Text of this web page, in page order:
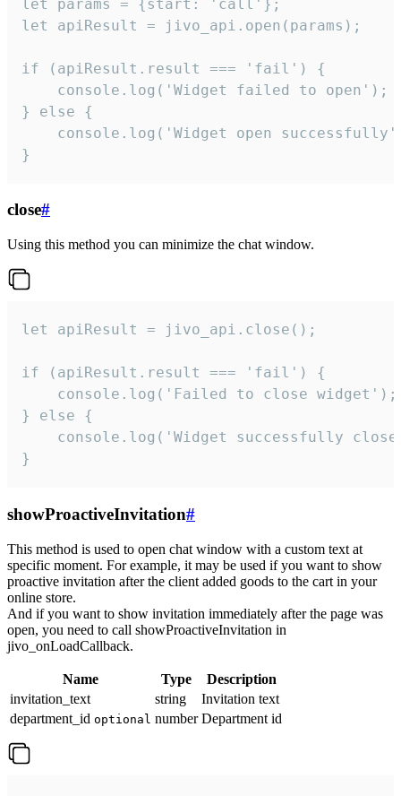
let params = {start: 'call'};
let apiResult = jivo_api.open(params);
if (apiResult.result === 'fail') {
    console.log('Widget failed to open');
} else {
console.log('Widget open
}
close#
Using this method you can minimize the chat window.
let apiResult = jivo_api.close();
if (apiResult.result === 'fail') {
    console.log('Failed to close widget');
} else {
console.log('Widget successfully
}
showProactiveInvitation#
This method is used to open chat window with a custom text at
specific moment. For example, it may be used if you want to show
proactive invitation after the client added goods to the cart in your
online store.
And if you want to show invitation immediately after the page was
open, you need to call showProactiveInvitation in
jivo_onLoadCallback.
Name Type
Description
invitation_text
string
Invitation text
department_id optional number Department id